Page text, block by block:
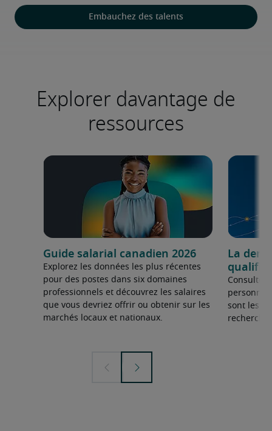
Embauchez des talents
Explorer davantage de
ressources
Guide salarial canadien 2026
Explorez les données les plus récentes
pour des postes dans six domaines
professionnels et découvrez les salaires
que vous devriez offrir ou obtenir sur les
marchés locaux et nationaux.
La
qualifié
Consultez
personnel
sont les